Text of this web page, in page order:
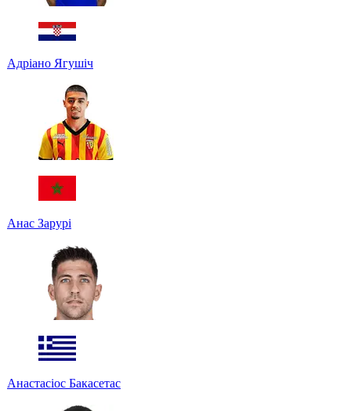
Адріано Ягушіч
Анас Зарурі
Анастасіос Бакасетас